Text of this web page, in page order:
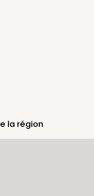
la région